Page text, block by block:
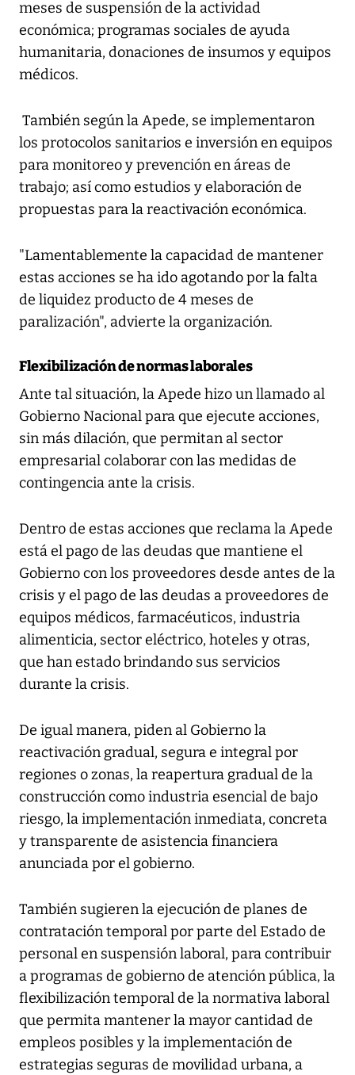
meses de suspensión de la actividad
económica; programas sociales de ayuda
humanitaria, donaciones de insumos y equipos
médicos.
También según la Apede, se implementaron
los protocolos sanitarios e inversión en equipos
para monitoreo y prevención en áreas de
trabajo; así como estudios y elaboración de
propuestas para la reactivación económica.
"Lamentablemente la capacidad de mantener
estas acciones se ha ido agotando por la falta
de liquidez producto de 4 meses de
paralización", advierte la organización.
Flexibilización de normas laborales
Ante tal situación, la Apede hizo un llamado al
Gobierno Nacional para que ejecute acciones,
sin más dilación, que permitan al sector
empresarial colaborar con las medidas de
contingencia ante la crisis.
Dentro de estas acciones que reclama la Apede
está el pago de las deudas que mantiene el
Gobierno con los proveedores desde antes de la
crisis y el pago de las deudas a proveedores de
equipos médicos, farmacéuticos, industria
alimenticia, sector eléctrico, hoteles y otras,
que han estado brindando sus servicios
durante la crisis.
De igual manera, piden al Gobierno la
reactivación gradual, segura e integral por
regiones o zonas, la reapertura gradual de la
construcción como industria esencial de bajo
riesgo, la implementación inmediata, concreta
y transparente de asistencia financiera
anunciada por el gobierno.
También sugieren la ejecución de planes de
contratación temporal por parte del Estado de
personal en suspensión laboral, para contribuir
a programas de gobierno de atención pública, la
flexibilización temporal de la normativa laboral
que permita mantener la mayor cantidad de
empleos posibles y la implementación de
estrategias seguras de movilidad urbana, a